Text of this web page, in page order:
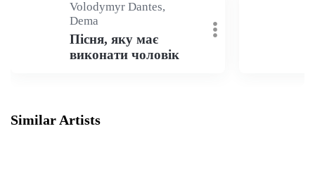
Volodymyr Dantes,
Dema
Пісня, яку має
виконати чоловік
Similar Artists